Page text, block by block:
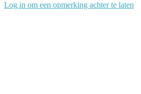
Log in om een opmerking achter te laten